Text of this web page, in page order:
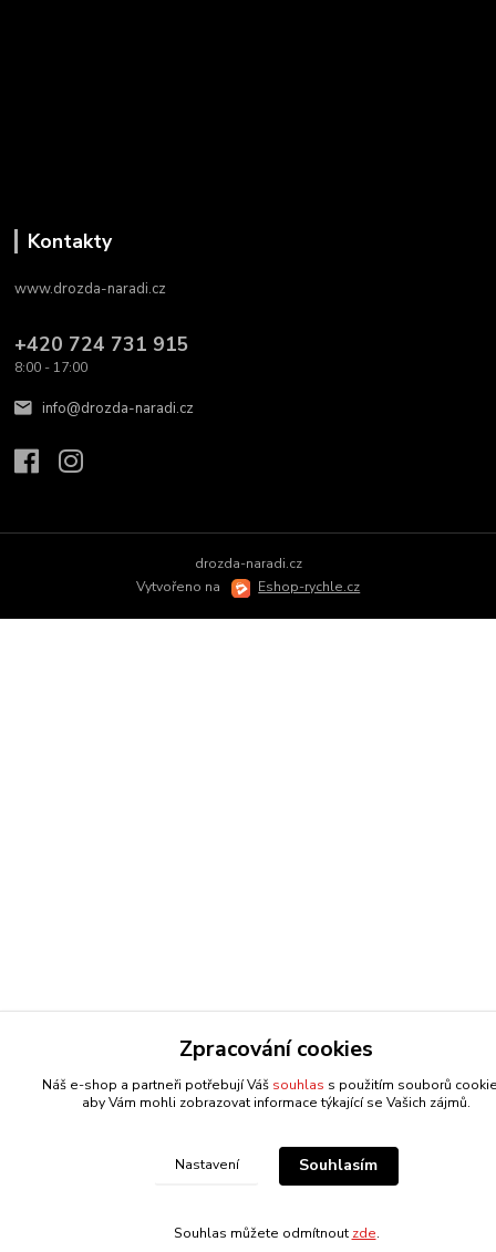
Kontakty
www.drozda-naradi.cz
‭+420 724 731 915
8:00 - 17:00
info@drozda-naradi.cz
drozda-naradi.cz
Vytvořeno na
Eshop-rychle.cz
Zpracování cookies
Náš e-shop a partneři potřebují Váš souhlas s použitím souborů
aby Vám mohli zobrazovat informace týkající se Vašich zájmů.
Nastavení Souhlasím
Souhlas můžete odmítnout zde.